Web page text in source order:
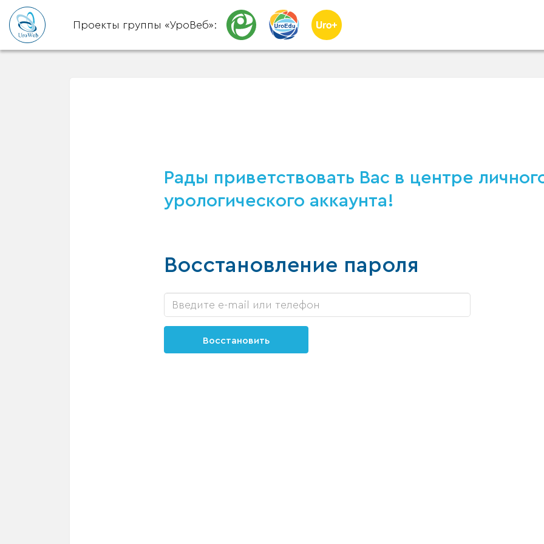
Проекты группы «УроВеб»:
Рады приветствовать Вас в центре
урологического аккаунта!
Восстановление пароля